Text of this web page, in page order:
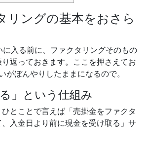
リングの基本をおさら
入る前に、ファクタリングそのもの
返っておきます。ここを押さえてお
がぼんやりしたままになるので。
」という仕組み
とことで言えば「売掛金をファクタ
入金日より前に現金を受け取る」サ